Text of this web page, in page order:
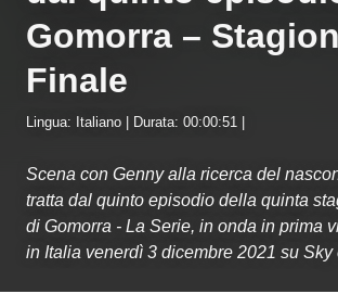
Gomorra –
Finale
Lingua: Italiano | Durata: 00:00:51 |
Scena con Genny alla ricerca del
tratta dal quinto episodio della quinta
di Gomorra - La Serie, in onda in prima
in Italia venerdì 3 dicembre 2021 su Sky